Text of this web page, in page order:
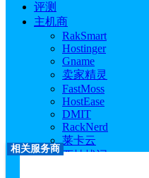
评测
主机商
RakSmart
Hostinger
Gname
卖家精灵
FastMoss
HostEase
DMIT
RackNerd
莱卡云
西柚找词
相关服务商